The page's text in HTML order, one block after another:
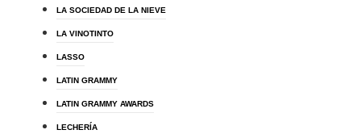
LA SOCIEDAD DE LA NIEVE
LA VINOTINTO
LASSO
LATIN GRAMMY
LATIN GRAMMY AWARDS
LECHERÍA